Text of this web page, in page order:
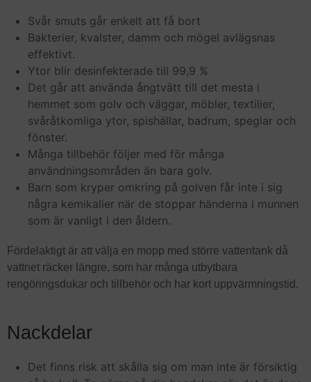
Svår smuts går enkelt att få bort
Bakterier, kvalster, damm och mögel avlägsnas
effektivt.
Ytor blir desinfekterade till 99,9 %
Det går att använda ångtvätt till det mesta i
hemmet som golv och väggar, möbler, textilier,
svåråtkomliga ytor, spishällar, badrum, speglar och
fönster.
Många tillbehör följer med för många
användningsområden än bara golv.
Barn som kryper omkring på golven får inte i sig
några kemikalier när de stoppar händerna i munnen
som är vanligt i den åldern.
Fördelaktigt är att välja en mopp med större vattentank då
vattnet räcker längre, som har många utbytbara
rengöringsdukar och tillbehör och har kort uppvärmningstid.
Nackdelar
Det finns risk att skålla sig om man inte är försiktig